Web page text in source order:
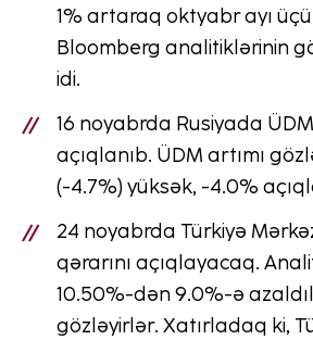
1% artaraq oktyabr ayı
Bloomberg analitiklərinin
idi.
16 noyabrda Rusiyada
açıqlanıb. ÜDM artımı
(-4.7%) yüksək, -4.0%
24 noyabrda Türkiyə
qərarını açıqlayacaq.
10.50%-dən 9.0%-ə
gözləyirlər. Xatırladaq ki,